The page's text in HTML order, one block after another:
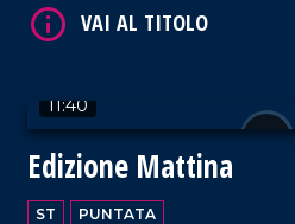
11:40
Edizione Mattina
ST PUNTATA
VAI AL TITOLO